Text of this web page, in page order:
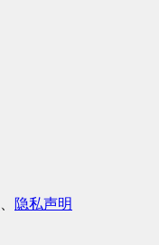
、 隐私声明